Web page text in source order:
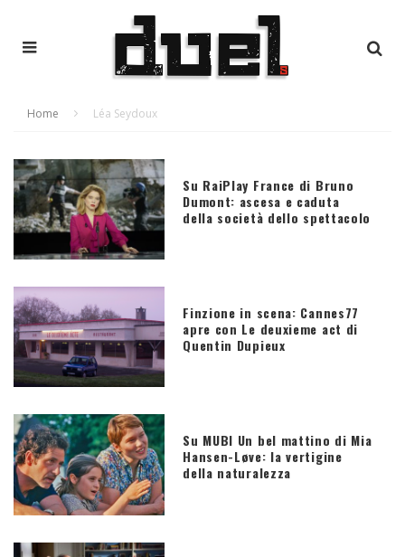
Home Léa Seydoux
Su RaiPlay France di Bruno
Dumont: ascesa e caduta
della società dello spettacolo
Finzione in scena: Cannes77
apre con Le deuxieme act di
Quentin Dupieux
Su MUBI Un bel mattino di Mia
Hansen-Løve: la vertigine
della naturalezza